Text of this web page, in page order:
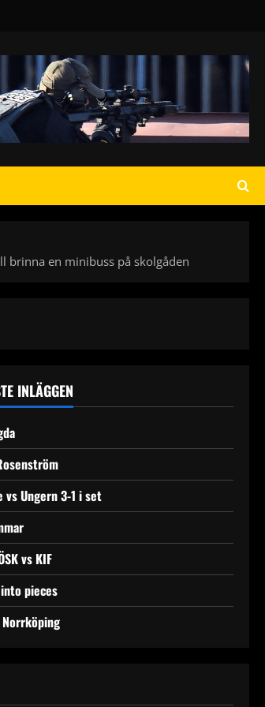
brinna en minibuss på skolgåden
INLÄGGEN
vs Ungern 3-1 i set
vs KIF
pieces
Norrköping